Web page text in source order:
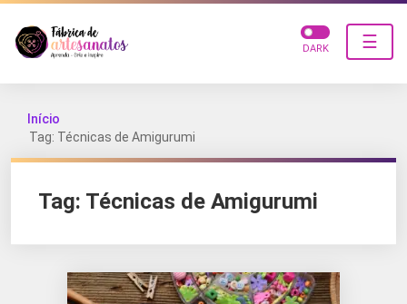
☰
DARK
Início
Tag: Técnicas de Amigurumi
Tag: Técnicas de Amigurumi